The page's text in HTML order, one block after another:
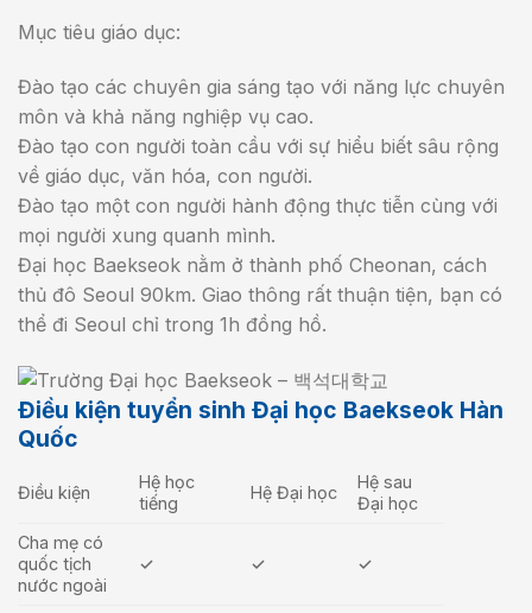
Mục tiêu giáo dục:
Đào tạo các chuyên gia sáng tạo với năng lực chuyên
môn và khả năng nghiệp vụ cao.
Đào tạo con người toàn cầu với sự hiểu biết sâu rộng
về giáo dục, văn hóa, con người.
Đào tạo một con người hành động thực tiễn cùng với
mọi người xung quanh mình.
Đại học Baekseok nằm ở thành phố Cheonan, cách
thủ đô Seoul 90km. Giao thông rất thuận tiện, bạn có
thể đi Seoul chỉ trong 1h đồng hồ.
Điều kiện tuyển sinh Đại học Baekseok Hàn
Quốc
Điều kiện
Hệ học
tiếng
Hệ Đại học
Hệ sau
Đại học
Cha mẹ có
quốc tịch
nước ngoài
✓ ✓ ✓